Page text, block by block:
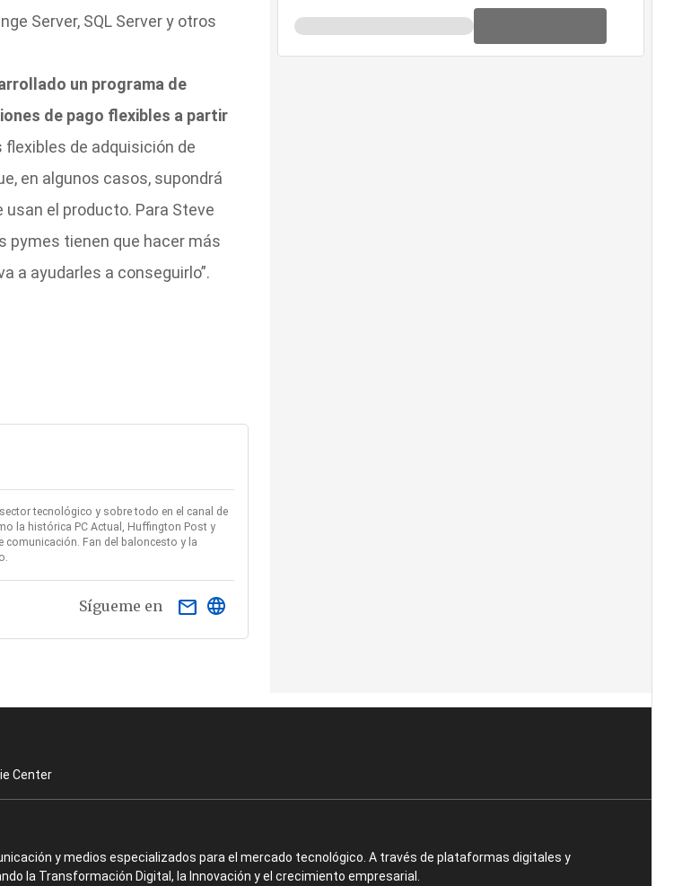
Server, SQL Server y otros
un programa de
de pago flexibles a partir
de adquisición de
en algunos casos, supondrá
el producto. Para Steve
pymes tienen que hacer más
a ayudarles a conseguirlo”.
tecnológico y sobre todo en el canal de
la histórica PC Actual, Huffington Post y
comunicación. Fan del baloncesto y la
email
Sígueme en
Center
y medios especializados para el mercado tecnológico. A través de plataformas digitales y
la Transformación Digital, la Innovación y el crecimiento empresarial.